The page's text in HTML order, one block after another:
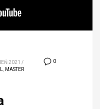
0
2021 /
, MASTER